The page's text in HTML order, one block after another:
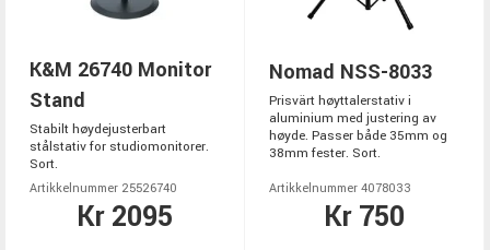
K&M 26740 Monitor
Stand
Stabilt høydejusterbart
stålstativ for studiomonitorer.
Sort.
Artikkelnummer 25526740
Kr 2095
Nomad NSS-8033
Prisvärt høyttalerstativ i
aluminium med justering av
høyde. Passer både 35mm og
38mm fester. Sort.
Artikkelnummer 4078033
Kr 750